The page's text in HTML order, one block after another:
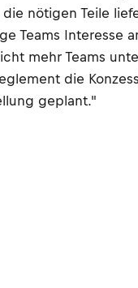
nötigen Teile
Interesse
mehr Teams
die
geplant."